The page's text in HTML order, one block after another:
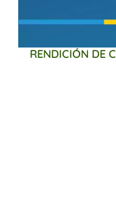
RENDICIÓN DE